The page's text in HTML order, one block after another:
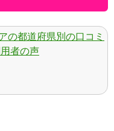
の都道府県別の口コミ
者の声